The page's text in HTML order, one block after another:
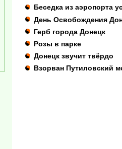
Беседка из аэропорта
День Освобождения
Герб города Донецк
Розы в парке
Донецк звучит твёрдо
Взорван Путиловский